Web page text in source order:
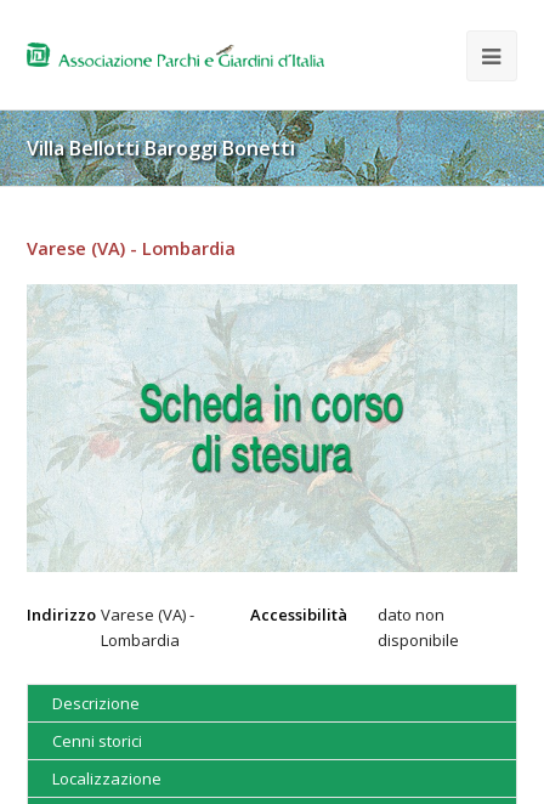
Villa Bellotti Baroggi Bonetti
Varese (VA) - Lombardia
Indirizzo Varese (VA) -
Lombardia
Accessibilità
dato non
disponibile
Descrizione
Cenni storici
Localizzazione